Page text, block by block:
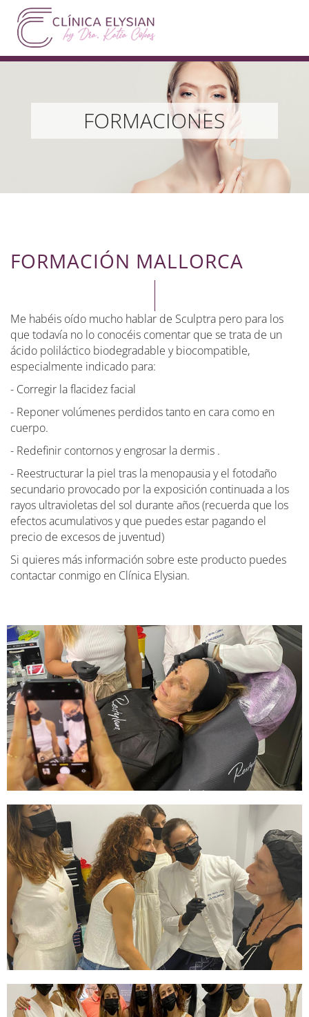
FORMACIONES
FORMACIÓN MALLORCA
Me habéis oído mucho hablar de Sculptra pero para los
que todavía no lo conocéis comentar que se trata de un
ácido poliláctico biodegradable y biocompatible,
especialmente indicado para:
- Corregir la flacidez facial
- Reponer volúmenes perdidos tanto en cara como en
cuerpo.
- Redefinir contornos y engrosar la dermis .
- Reestructurar la piel tras la menopausia y el fotodaño
secundario provocado por la exposición continuada a los
rayos ultravioletas del sol durante años (recuerda que los
efectos acumulativos y que puedes estar pagando el
precio de excesos de juventud)
Si quieres más información sobre este producto puedes
contactar conmigo en Clínica Elysian.